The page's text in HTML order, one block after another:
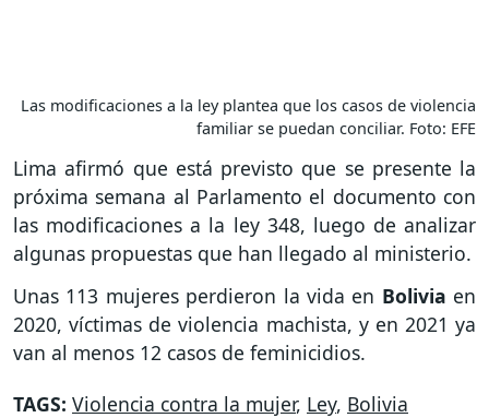
Las modificaciones a la ley plantea que los casos de violencia
familiar se puedan conciliar. Foto: EFE
Lima afirmó que está previsto que se presente la
próxima semana al Parlamento el documento con
las modificaciones a la ley 348, luego de analizar
algunas propuestas que han llegado al ministerio.
Unas 113 mujeres perdieron la vida en Bolivia en
2020, víctimas de violencia machista, y en 2021 ya
van al menos 12 casos de feminicidios.
TAGS: Violencia contra la mujer, Ley, Bolivia